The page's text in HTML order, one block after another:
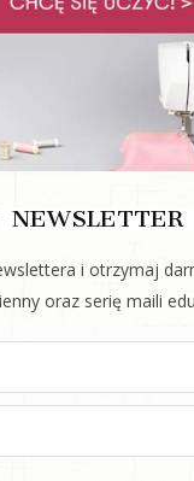
NEWSLETTER
i otrzymaj
oraz serię maili